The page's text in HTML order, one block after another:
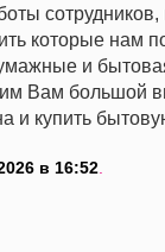
которые нам
и
Вам большой
и купить
в 16:52.